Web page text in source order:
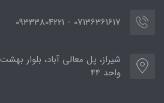
07136361617 - 09333804221
شیراز، پل معالی آباد، بلوار
واحد 44